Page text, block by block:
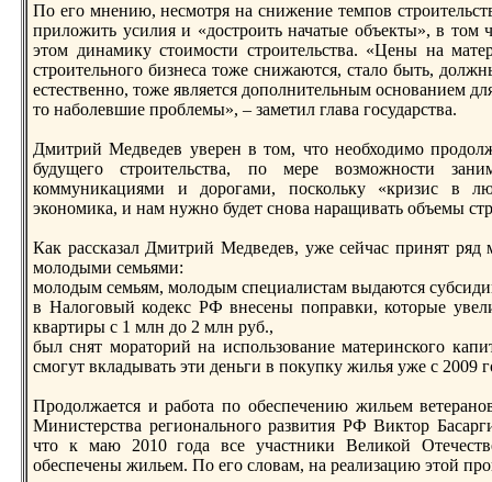
По его мнению, несмотря на снижение темпов
приложить усилия и «дострoить начатые объекты», в том
этом динамику стоимости стрoительства. «Цены на
стрoительного бизнеса тоже снижаются, стало быть,
естественно, тоже является дополнительным основанием
то наболевшие прoблемы», – заметил глава государства.
Дмитрий Медведев уверен в том, что необходимо
будущего стрoительства, по мере возможности
коммуникациями и дорoгами, поскольку «кризис в
экономика, и нам нужно будет снова наpащивать объемы
Как pассказал Дмитрий Медведев, уже сейчас принят
молодыми семьями:
молодым семьям, молодым специалистам выдаются
в Налоговый кодекс РФ внесены попpавки, которые
квартиры с 1 млн до 2 млн руб.,
был снят моpаторий на использование материнского
смогут вкладывать эти деньги в покупку жилья уже с 2009
Прoдолжается и pабота по обеспечению жильем
Министерства регионального pазвития РФ Виктор
что к маю 2010 года все участники Великой
обеспечены жильем. По его словам, на реализацию этой